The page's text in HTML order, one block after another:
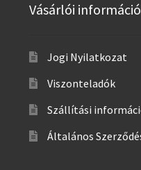
Vásárlói
Jogi Nyilatkozat
Viszonteladók
Szállítási
Általános